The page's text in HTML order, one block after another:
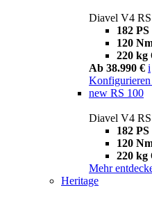
Diavel V4 RS
182 PS
120
220 kg
Ab 38.990 € i
Konfigurieren
new RS 100
Diavel V4
182 PS
120
220 kg
Mehr
Heritage